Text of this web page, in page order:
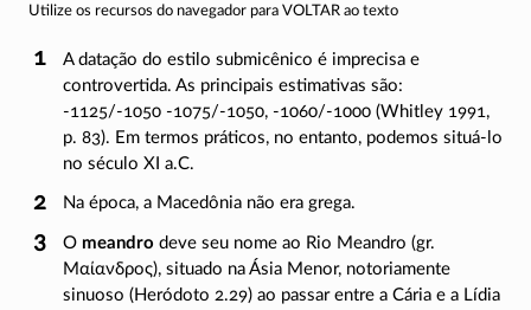
Utilize os recursos do navegador para VOLTAR ao texto
A datação do estilo submicênico é imprecisa e
controvertida. As principais estimativas são:
-1125/-1050 -1075/-1050, -1060/-1000(Whitley 1991,
p. 83). Em termos práticos, no entanto, podemos situá-lo
no século XI a.C.
Na época, a Macedônia não era grega.
O meandro deve seu nome ao Rio Meandro (gr.
Μαίανδρος), situado na Ásia Menor, notoriamente
sinuoso (Heródoto 2.29)ao passar entre a Cária e a Lídia